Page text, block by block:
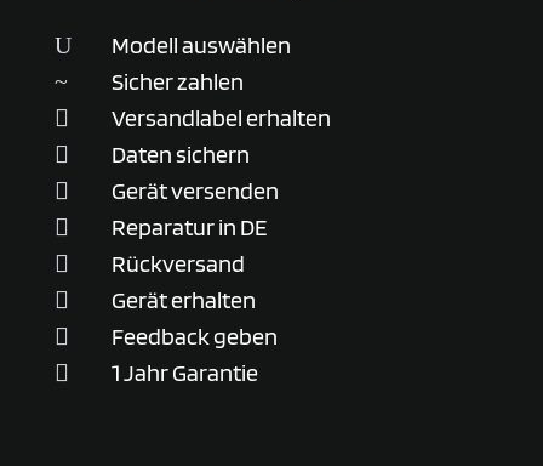
U Modell auswählen
~ Sicher zahlen
 Versandlabel erhalten
 Daten sichern
 Gerät versenden
 Reparatur in DE
 Rückversand
 Gerät erhalten
 Feedback geben
 1 Jahr Garantie